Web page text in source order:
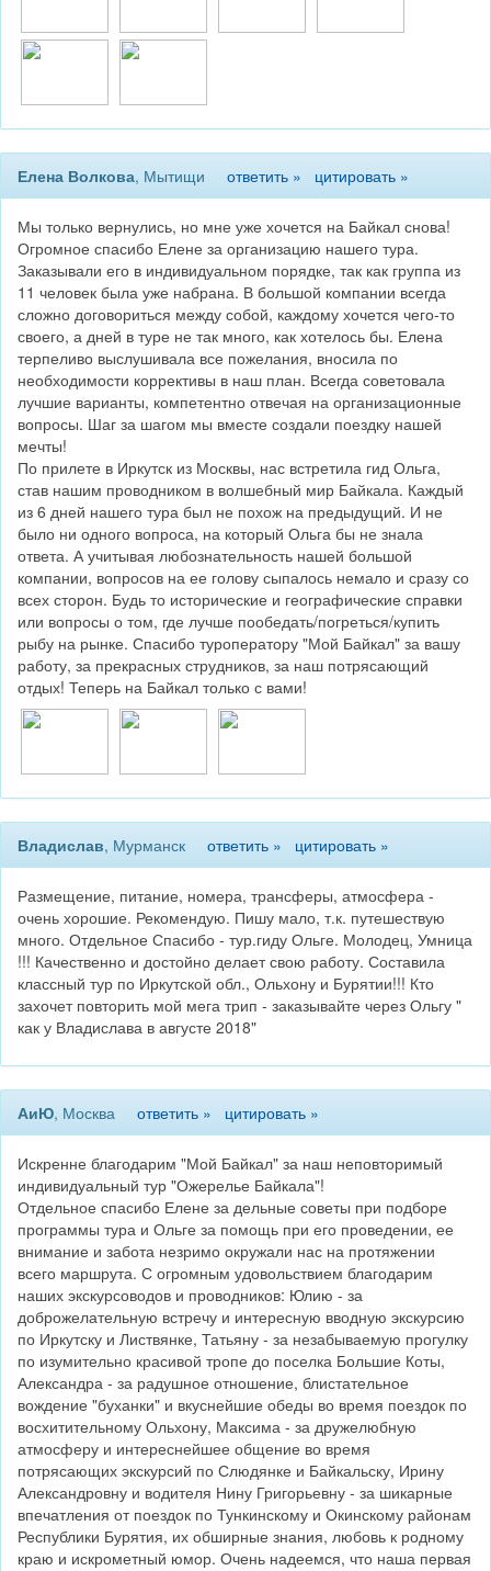
Елена Волкова, Мытищи ответить » цитировать »
Мы только вернулись, но мне уже хочется на Байкал снова!
Огромное спасибо Елене за организацию нашего тура.
Заказывали его в индивидуальном порядке, так как группа из
11 человек была уже набрана. В большой компании всегда
сложно договориться между собой, каждому хочется чего-то
своего, а дней в туре не так много, как хотелось бы. Елена
терпеливо выслушивала все пожелания, вносила по
необходимости коррективы в наш план. Всегда советовала
лучшие варианты, компетентно отвечая на организационные
вопросы. Шаг за шагом мы вместе создали поездку нашей
мечты!
По прилете в Иркутск из Москвы, нас встретила гид Ольга,
став нашим проводником в волшебный мир Байкала. Каждый
из 6 дней нашего тура был не похож на предыдущий. И не
было ни одного вопроса, на который Ольга бы не знала
ответа. А учитывая любознательность нашей большой
компании, вопросов на ее голову сыпалось немало и сразу со
всех сторон. Будь то исторические и географические справки
или вопросы о том, где лучше пообедать/погреться/купить
рыбу на рынке. Спасибо туроператору "Мой Байкал" за вашу
работу, за прекрасных струдников, за наш потрясающий
отдых! Теперь на Байкал только с вами!
Владислав, Мурманск ответить » цитировать »
Размещение, питание, номера, трансферы, атмосфера -
очень хорошие. Рекомендую. Пишу мало, т.к. путешествую
много. Отдельное Спасибо - тур.гиду Ольге. Молодец, Умница
!!! Качественно и достойно делает свою работу. Составила
классный тур по Иркутской обл., Ольхону и Бурятии!!! Кто
захочет повторить мой мега трип - заказывайте через Ольгу "
как у Владислава в августе 2018"
АиЮ, Москва ответить » цитировать »
Искренне благодарим "Мой Байкал" за наш неповторимый
индивидуальный тур "Ожерелье Байкала"!
Отдельное спасибо Елене за дельные советы при подборе
программы тура и Ольге за помощь при его проведении, ее
внимание и забота незримо окружали нас на протяжении
всего маршрута. С огромным удовольствием благодарим
наших экскурсоводов и проводников: Юлию - за
доброжелательную встречу и интересную вводную экскурсию
по Иркутску и Листвянке, Татьяну - за незабываемую прогулку
по изумительно красивой тропе до поселка Большие Коты,
Александра - за радушное отношение, блистательное
вождение "буханки" и вкуснейшие обеды во время поездок по
восхитительному Ольхону, Максима - за дружелюбную
атмосферу и интереснейшее общение во время
потрясающих экскурсий по Слюдянке и Байкальску, Ирину
Александровну и водителя Нину Григорьевну - за шикарные
впечатления от поездок по Тункинскому и Окинскому районам
Республики Бурятия, их обширные знания, любовь к родному
краю и искрометный юмор. Очень надеемся, что наша первая